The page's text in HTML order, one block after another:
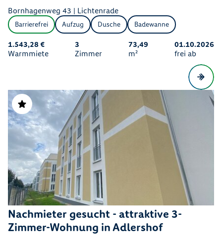
Bornhagenweg 43 | Lichtenrade
Barrierefrei Aufzug Dusche Badewanne
1.543,28 €
Warmmiete
3
Zimmer
73,49
m²
01.10.2026
frei ab
Nachmieter gesucht - attraktive 3-
Zimmer-Wohnung in Adlershof